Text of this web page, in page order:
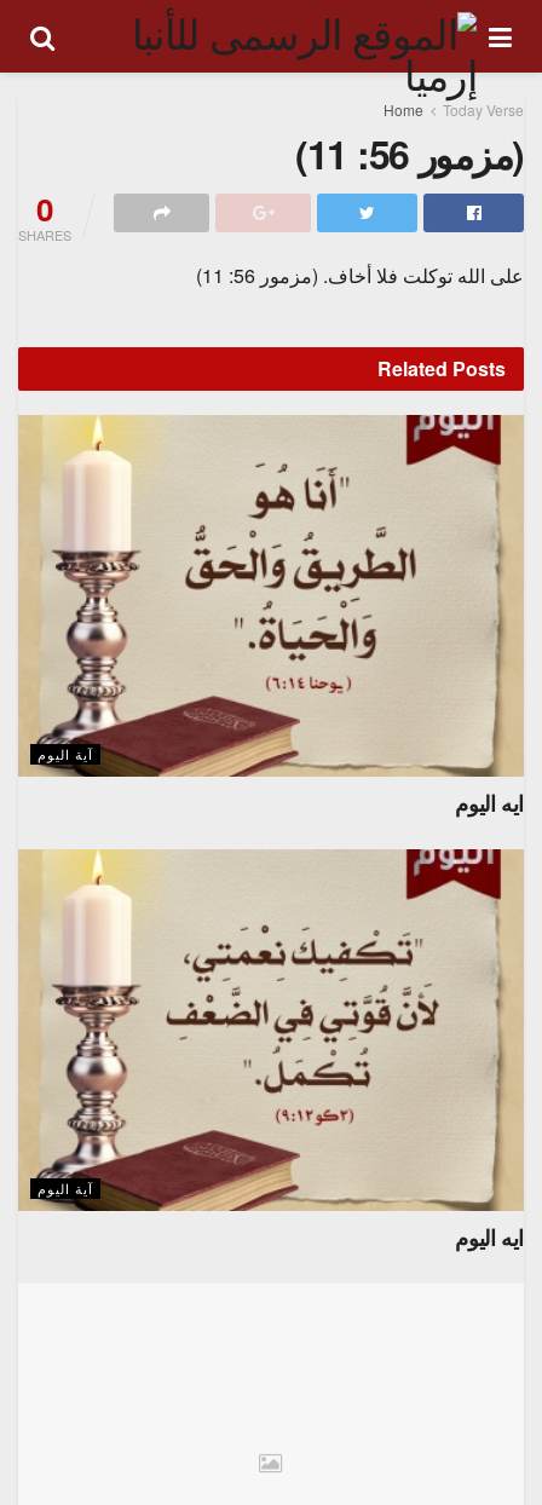
Home Today Verse
(مزمور 56: 11)
0
SHARES
على الله توكلت فلا أخاف. (مزمور 56: 11)
Related Posts
آية اليوم
ايه اليوم
آية اليوم
ايه اليوم